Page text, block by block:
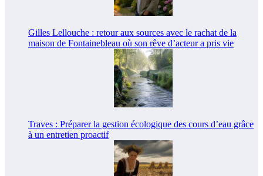
Gilles Lellouche : retour aux sources avec le rachat de la
maison de Fontainebleau où son rêve d’acteur a pris vie
Traves : Préparer la gestion écologique des cours d’eau grâce
à un entretien proactif